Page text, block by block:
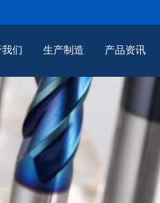
们 生产制造 产品资讯